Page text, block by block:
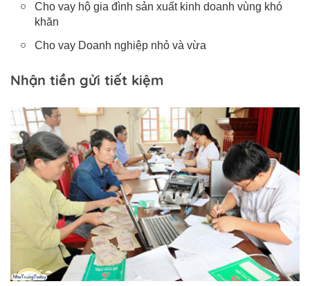
Cho vay hộ gia đình sản xuất kinh doanh vùng khó
khăn
Cho vay Doanh nghiệp nhỏ và vừa
Nhận tiền gửi tiết kiệm